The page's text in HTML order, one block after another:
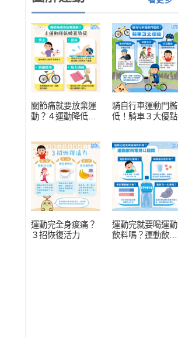
關節痛就要放棄運
動？４運動降低膝
騎自行車運動門檻
低！騎車３大優點
運動完全身痠痛？
３招恢復活力
運動完就要喝運動
飲料嗎？運動飲料